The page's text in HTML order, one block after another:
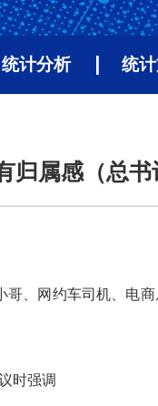
统计分析 统
属感（总书
、网约车司机、电
时强调